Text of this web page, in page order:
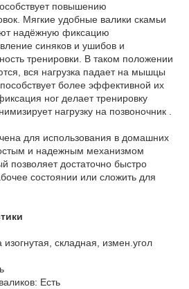
повышению
Мягкие удобные валики скамьи
надёжную фиксацию
синяков и ушибов и
тренировки. В таком положении
вся нагрузка падает на мышцы
более эффективной их
ног делает тренировку
нагрузку на позвоночник .
для использования в домашних
и надежным механизмом
позволяет достаточно быстро
состоянии или сложить для
складная, измен.угол
Есть